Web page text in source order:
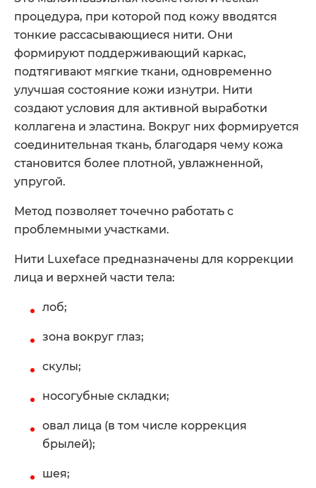
процедура, при которой под кожу вводятся
тонкие рассасывающиеся нити. Они
формируют поддерживающий каркас,
подтягивают мягкие ткани, одновременно
улучшая состояние кожи изнутри. Нити
создают условия для активной выработки
коллагена и эластина. Вокруг них формируется
соединительная ткань, благодаря чему кожа
становится более плотной, увлажненной,
упругой.
Метод позволяет точечно работать с
проблемными участками.
Нити Luxeface предназначены для коррекции
лица и верхней части тела:
лоб;
зона вокруг глаз;
скулы;
носогубные складки;
овал лица (в том числе коррекция
брылей);
шея;